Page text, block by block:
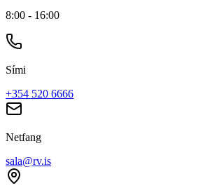
8:00 - 16:00
Sími
+354 520 6666
Netfang
sala@rv.is